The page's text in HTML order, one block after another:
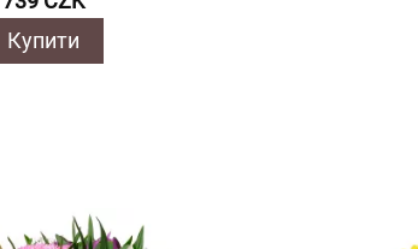
Купити